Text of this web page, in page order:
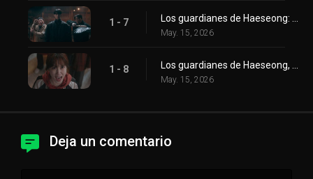
1 - 7
May. 15, 2026
1 - 8
May. 15, 2026
Deja un comentario